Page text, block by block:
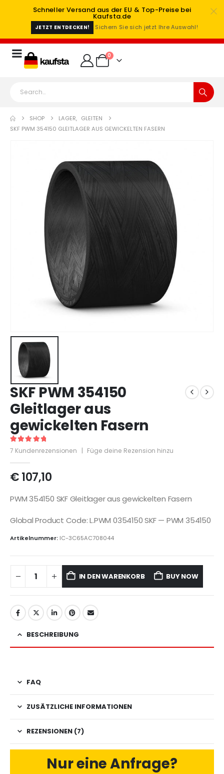
Schneller Versand aus der EU & Top-Preise bei
Kaufsta.de
JETZT ENTDECKEN! Sichern Sie sich jetzt Ihre Auswahl!
0
SHOP LAGER, GLEITEN
SKF PWM 354150 GLEITLAGER AUS GEWICKELTEN FASERN
SKF PWM 354150
Gleitlager aus
gewickelten Fasern
5 out of 5
7 Kundenrezensionen | Füge deine Rezension hinzu
€107,10
PWM 354150 SKF Gleitlager aus gewickelten Fasern
Global Product Code: L.PWM 0354150 SKF — PWM 354150
Artikelnummer: IC-3C65AC708044
IN DEN WARENKORB BUY NOW
BESCHREIBUNG
FAQ
ZUSÄTZLICHE INFORMATIONEN
REZENSIONEN (7)
Nur eine Anfrage?